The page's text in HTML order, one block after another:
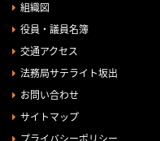
組織図
役員・議員名簿
交通アクセス
法務局サテライト坂出
お問い合わせ
サイトマップ